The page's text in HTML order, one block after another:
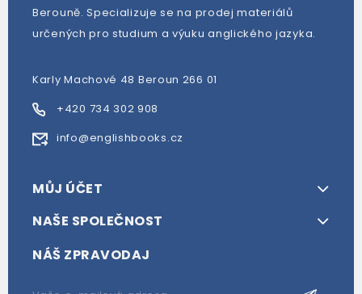
Berouně. Specializuje se na prodej materiálů
určených pro studium a výuku anglického jazyka.
Karly Machové 48 Beroun 266 01
+420 734 302 908
info@englishbooks.cz
MŮJ ÚČET
NAŠE SPOLEČNOST
NÁŠ ZPRAVODAJ